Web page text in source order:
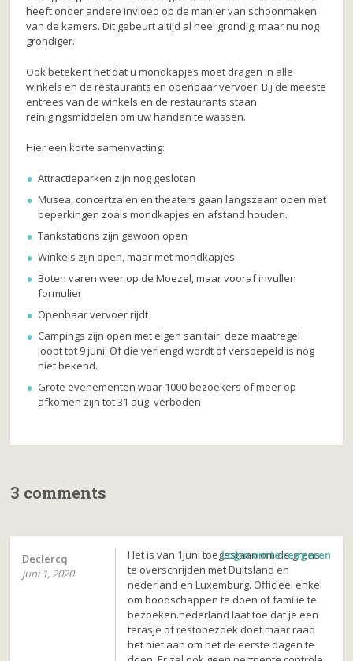
heeft onder andere invloed op de manier van schoonmaken
van de kamers. Dit gebeurt altijd al heel grondig, maar nu nog
grondiger.
Ook betekent het dat u mondkapjes moet dragen in alle
winkels en de restaurants en openbaar vervoer. Bij de meeste
entrees van de winkels en de restaurants staan
reinigingsmiddelen om uw handen te wassen.
Hier een korte samenvatting:
Attractieparken zijn nog gesloten
Musea, concertzalen en theaters gaan langszaam open met
beperkingen zoals mondkapjes en afstand houden.
Tankstations zijn gewoon open
Winkels zijn open, maar met mondkapjes
Boten varen weer op de Moezel, maar vooraf invullen
formulier
Openbaar vervoer rijdt
Campings zijn open met eigen sanitair, deze maatregel
loopt tot 9 juni. Of die verlengd wordt of versoepeld is nog
niet bekend.
Grote evenementen waar 1000 bezoekers of meer op
afkomen zijn tot 31 aug. verboden
3 comments
Declercq
juni 1, 2020
Het is van 1juni toegestaan om de grens
te overschrijden met Duitsland en
nederland en Luxemburg. Officieel enkel
om boodschappen te doen of familie te
bezoeken.nederland laat toe dat je een
terasje of restobezoek doet maar raad
het niet aan om het de eerste dagen te
Login om te reageren